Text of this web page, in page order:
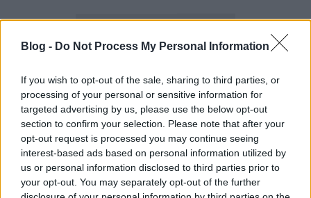
Blog - Do Not Process My Personal Information
If you wish to opt-out of the sale, sharing to third parties, or
processing of your personal or sensitive information for
targeted advertising by us, please use the below opt-out
section to confirm your selection. Please note that after your
opt-out request is processed you may continue seeing
interest-based ads based on personal information utilized by
us or personal information disclosed to third parties prior to
your opt-out. You may separately opt-out of the further
MÉG NEM VAGYOK 18 ÉVES
más is használja ezt a gépet
Ha felnőtt vagy, és szeretnéd, hogy az ilyen tartalmakhoz
kiskorú ne férhessen hozzá, használj szűrőprogramot.
háborúhoz
Kultstáb•2022. március 08.
Mindenki csak csodálkozott, amikor kiderült, hogy
egy olyan nagyon okos ember, mint Csaba bácsi,
nem szerette a történelmet. Kérdezik is tőle, hogy ez